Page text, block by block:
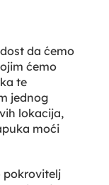
da ćemo
ćemo
te
jednog
lokacija,
moći
pokrovitelj